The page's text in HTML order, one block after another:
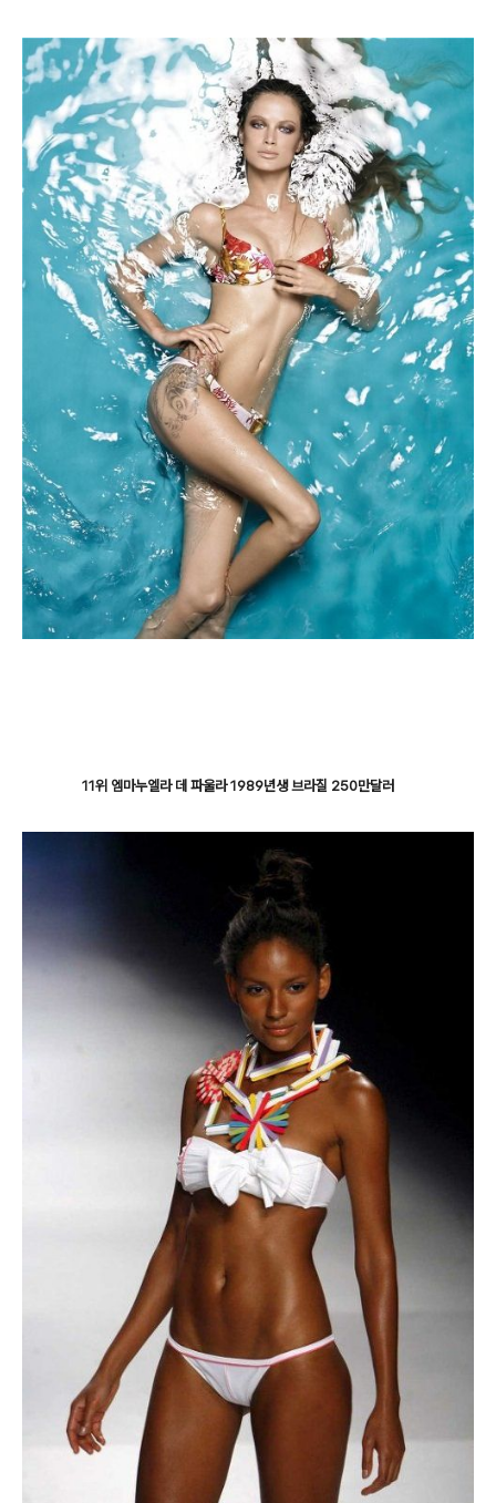
11위 엠마누엘라 데 파울라 1989년생 브라질 250만달러